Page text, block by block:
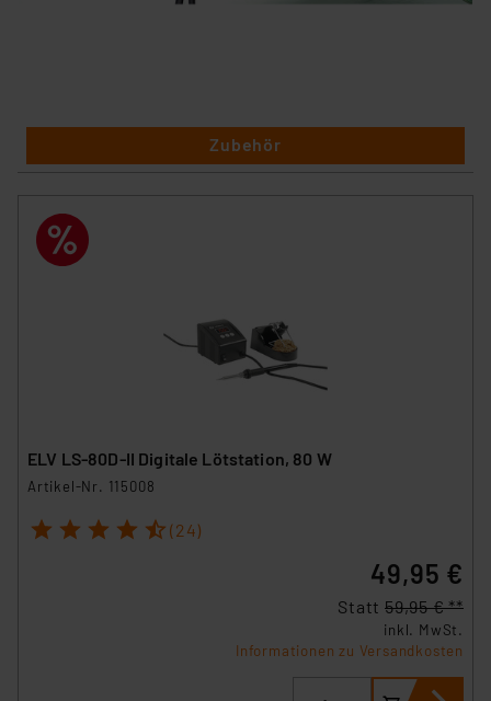
Zubehör
ELV LS-80D-II Digitale Lötstation, 80 W
Artikel-Nr. 115008
1 2 3 4 5 (24)
49,95 €
Statt 59,95 € **
inkl. MwSt.
Informationen zu Versandkosten